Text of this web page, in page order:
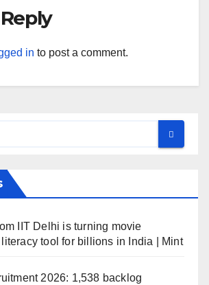
in to post a comment.
IIT Delhi is turning movie
tool for billions in India | Mint
2026: 1,538 backlog